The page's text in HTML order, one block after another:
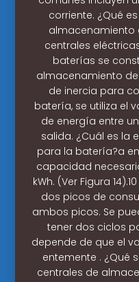
corriente. ¿Qué
almacenamiento
centrales
baterías se
almacenamiento
de inercia para
batería, se utiliza el
de energía entre
salida. ¿Cuál es la
para la batería?a
capacidad
kWh. (Ver Figura
dos picos de
ambos picos. Se
tener dos ciclos
depende de que el
entemente . ¿Qué
centrales de